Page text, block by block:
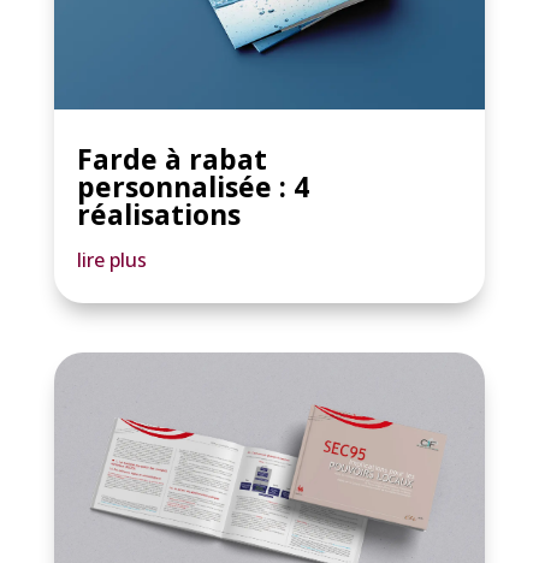
Farde à rabat
personnalisée : 4
réalisations
lire plus